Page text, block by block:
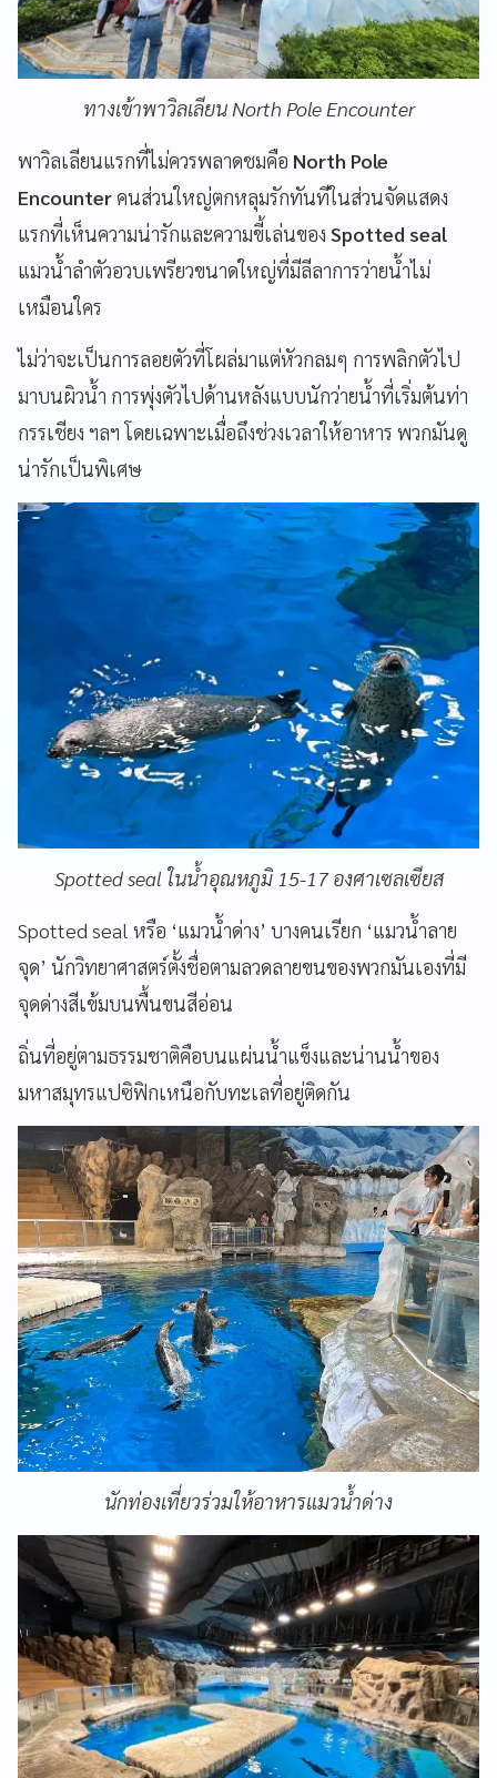
ทางเข้าพาวิลเลียน North Pole Encounter
พาวิลเลียนแรกที่ไม่ควรพลาดชมคือ North Pole
Encounterคนส่วนใหญ่ตกหลุมรักทันทีในส่วนจัดแสดง
แรกที่เห็นความน่ารักและความขี้เล่นของ Spotted seal
แมวน้ำลำตัวอวบเพรียวขนาดใหญ่ที่มีลีลาการว่ายน้ำไม่
เหมือนใคร
ไม่ว่าจะเป็นการลอยตัวที่โผล่มาแต่หัวกลมๆ การพลิกตัวไป
มาบนผิวน้ำ การพุ่งตัวไปด้านหลังแบบนักว่ายน้ำที่เริ่มต้นท่า
กรรเชียง ฯลฯ โดยเฉพาะเมื่อถึงช่วงเวลาให้อาหาร พวกมันดู
น่ารักเป็นพิเศษ
Spotted seal ในน้ำอุณหภูมิ 15-17 องศาเซลเซียส
Spotted seal หรือ ‘แมวน้ำด่าง’ บางคนเรียก ‘แมวน้ำลาย
จุด’ นักวิทยาศาสตร์ตั้งชื่อตามลวดลายขนของพวกมันเองที่มี
จุดด่างสีเข้มบนพื้นขนสีอ่อน
ถิ่นที่อยู่ตามธรรมชาติคือบนแผ่นน้ำแข็งและน่านน้ำของ
มหาสมุทรแปซิฟิกเหนือกับทะเลที่อยู่ติดกัน
นักท่องเที่ยวร่วมให้อาหารแมวน้ำด่าง